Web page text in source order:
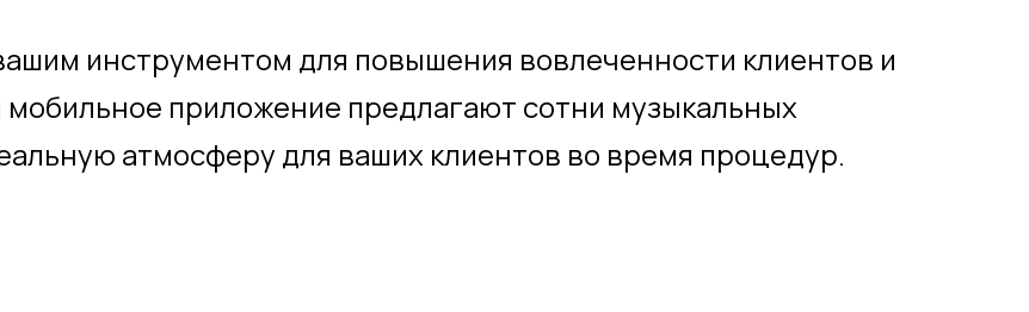
инструментом для повышения вовлеченности клиентов и
приложение предлагают сотни музыкальных
атмосферу для ваших клиентов во время процедур.